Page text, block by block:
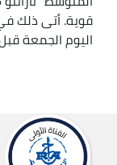
قوية. أتى ذلك في
اليوم الجمعة